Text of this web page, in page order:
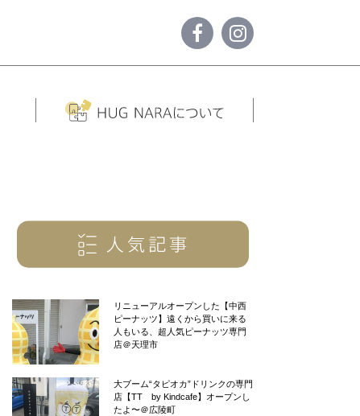
リニューアルオープンした【中西
ピーナッツ】遠くから買いに来る
人もいる、超人気ピーナッツ専門
店＠天理市
大ブーム“タピオカ”ドリンクの専門
店【TT by Kindcafe】オープンし
たよ〜＠広陵町